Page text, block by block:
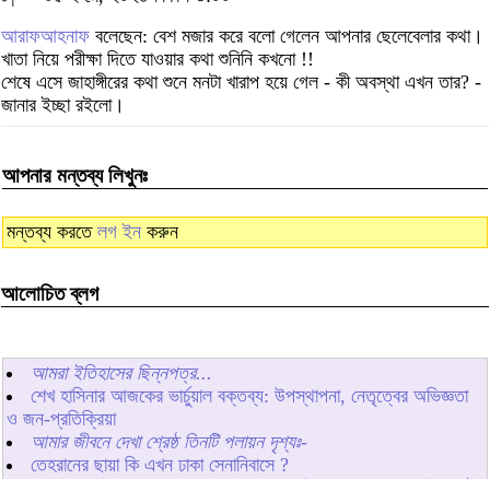
আরাফআহনাফ বলেছেন: বেশ মজার করে বলো গেলেন আপনার ছেলেবেলার কথা।
খাতা নিয়ে পরীক্ষা দিতে যাওয়ার কথা শুনিনি কখনো !!
শেষে এসে জাহাঙ্গীরের কথা শুনে মনটা খারাপ হয়ে গেল - কী অবস্থা এখন তার? -
জানার ইচ্ছা রইলো।
আপনার মন্তব্য লিখুনঃ
মন্তব্য করতে লগ ইন করুন
আলোচিত ব্লগ
আমরা ইতিহাসের ছিন্নপত্র...
শেখ হাসিনার আজকের ভার্চুয়াল বক্তব্য: উপস্থাপনা, নেতৃত্বের অভিজ্ঞতা
ও জন-প্রতিক্রিয়া
আমার জীবনে দেখা শ্রেষ্ঠ তিনটি পলায়ন দৃশ্যঃ-
তেহরানের ছায়া কি এখন ঢাকা সেনানিবাসে ?